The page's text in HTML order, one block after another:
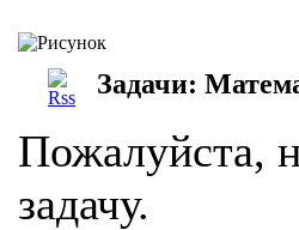
Задачи:
Пожалуйста,
задачу.